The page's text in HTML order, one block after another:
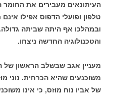
העיתונאים מעבירים את
טלפון ופועלי הדפוס אפילו
ובמהלכו אף היתה שביתה
והטכנולוגיה החדשה ניצחו.
מעניין אגב שבשלב הראשון
משוכנעים שהיא הכרחית. נוני
של אביו נוח מוזס, כי אינו